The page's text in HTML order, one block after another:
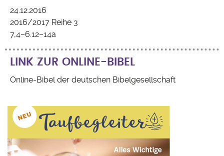
24.12.2016
2016/2017 Reihe 3
7,4–6.12–14a
LINK ZUR ONLINE-BIBEL
Online-Bibel der deutschen Bibelgesellschaft